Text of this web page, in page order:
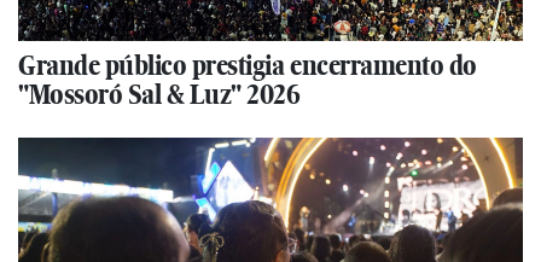
Grande público prestigia encerramento do
"Mossoró Sal & Luz" 2026